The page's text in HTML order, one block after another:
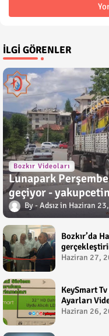
İLGI GÖRENLER
Bozkır Videoları
Lunapark
geçiyor -
Adsız Haziran
Bozkır’da
Haziran 27,
KeySmart
Ayarları
Çetin
Haziran 26,